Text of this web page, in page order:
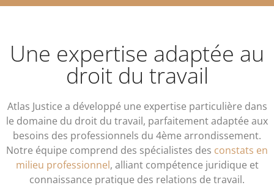
Une expertise adaptée au
droit du travail
Atlas Justice a développé une expertise particulière dans
le domaine du droit du travail, parfaitement adaptée aux
besoins des professionnels du 4ème arrondissement.
Notre équipe comprend des spécialistes des constats en
milieu professionnel, alliant compétence juridique et
connaissance pratique des relations de travail.